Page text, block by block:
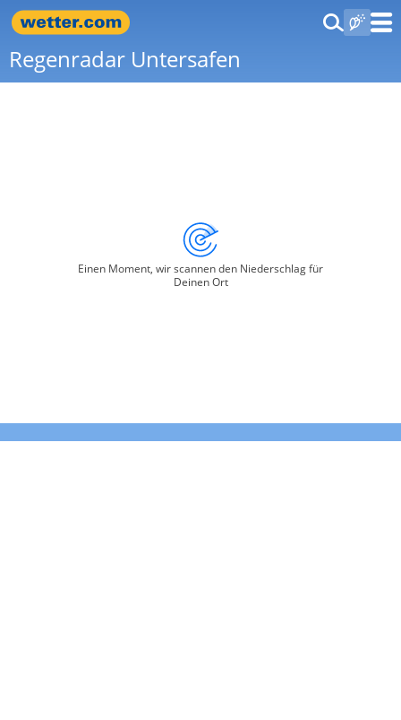
Regenradar Untersafen
Einen Moment, wir scannen den Niederschlag für
Deinen Ort